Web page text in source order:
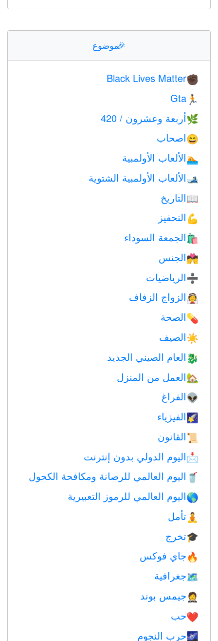
🎉موضوع
✊🏿
Black Lives Matter
🏃
Gta
🌿أربعة وعشرون / 420
😄اصحاب
🏊الألعاب الأولمبية
🎿الألعاب الأولمبية الشتوية
📖التاريخ
💪 التحفيز
🛍الجمعة السوداء
💏الجنس
➗الرياضيات
👰الزواج الزفاف
💊الصحة
☀️الصيف
🐉 العام الصيني الجديد
🏡العمل من المنزل
👽الفراغ
🌠الفيزياء
📜القانون
📩اليوم الدولي بدون إنترنت
🥤 اليوم العالمي للرصانة ومكافحة الكحول
🌎اليوم العالمي للرموز التعبيرية
🧘 تأمل
🎓تخرج
🔥جاي فوكس
🗺جغرافية
🤵 جيمس بوند
❤️️حب
🌌حرب النجوم